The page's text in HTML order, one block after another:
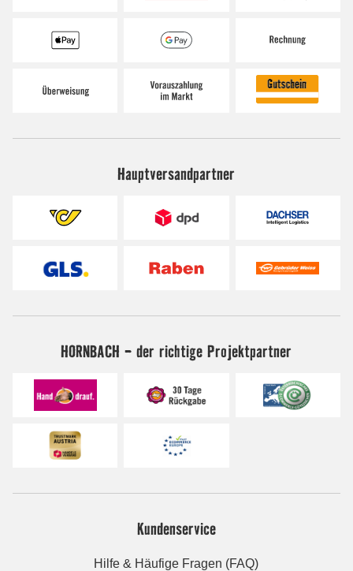
Hauptversandpartner
HORNBACH - der richtige Projektpartner
Kundenservice
Hilfe & Häufige Fragen (FAQ)